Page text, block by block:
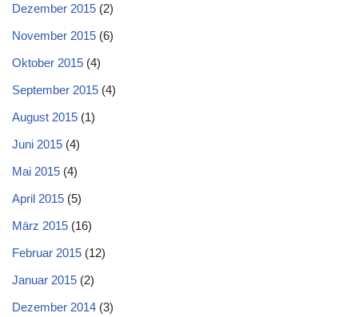
Dezember 2015 (2)
November 2015 (6)
Oktober 2015 (4)
September 2015 (4)
August 2015 (1)
Juni 2015 (4)
Mai 2015 (4)
April 2015 (5)
März 2015 (16)
Februar 2015 (12)
Januar 2015 (2)
Dezember 2014 (3)